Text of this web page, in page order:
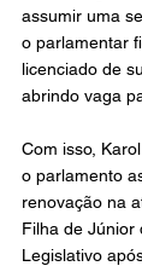
assumir uma
o parlamentar
licenciado de
abrindo vaga
Com isso,
o parlamento
renovação na
Filha de Júnior
Legislativo